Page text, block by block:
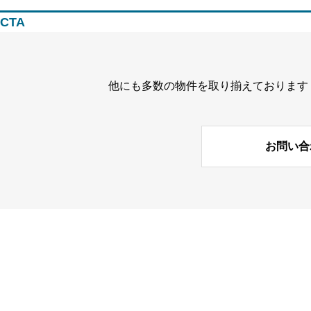
CTA
他にも多数の物件を取り揃えておりま
お問い